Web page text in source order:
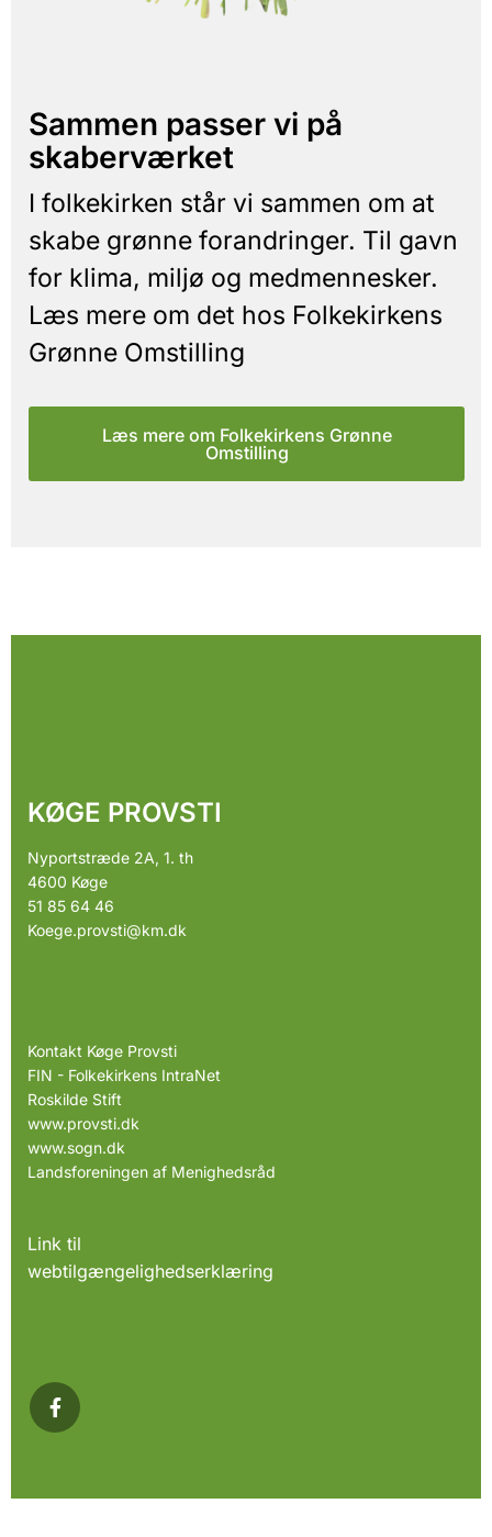
Sammen passer vi på
skaberværket
I folkekirken står vi sammen om at
skabe grønne forandringer. Til gavn
for klima, miljø og medmennesker.
Læs mere om det hos Folkekirkens
Grønne Omstilling
Læs mere om Folkekirkens Grønne
Omstilling
KØGE PROVSTI
Nyportstræde 2A, 1. th
4600 Køge
51 85 64 46
Koege.provsti@km.dk
Kontakt Køge Provsti
FIN - Folkekirkens IntraNet
Roskilde Stift
www.provsti.dk
www.sogn.dk
Landsforeningen af Menighedsråd
Link til
webtilgængelighedserklæring